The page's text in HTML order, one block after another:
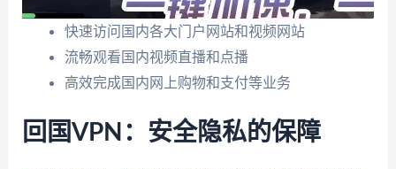
快速访问国内各大门户网站和视频网站
流畅观看国内视频直播和点播
高效完成国内网上购物和支付等业务
回国VPN：安全隐私的保障